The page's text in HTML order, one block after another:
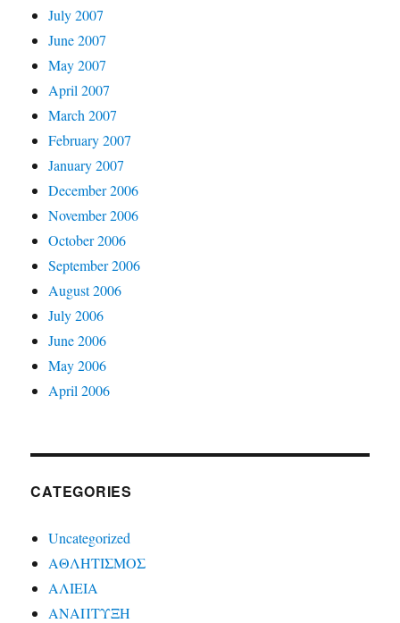
July 2007
June 2007
May 2007
April 2007
March 2007
February 2007
January 2007
December 2006
November 2006
October 2006
September 2006
August 2006
July 2006
June 2006
May 2006
April 2006
CATEGORIES
Uncategorized
ΑΘΛΗΤΙΣΜΟΣ
ΑΛΙΕΙΑ
ΑΝΑΠΤΥΞΗ